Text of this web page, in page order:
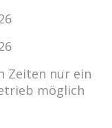
Zeiten nur ein
möglich